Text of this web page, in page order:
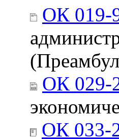
ОК 019-
ОК 029-
ОК 033-